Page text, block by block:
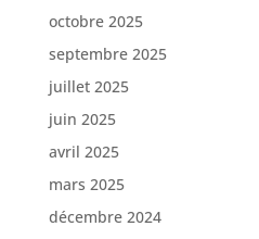
octobre 2025
septembre 2025
juillet 2025
juin 2025
avril 2025
mars 2025
décembre 2024